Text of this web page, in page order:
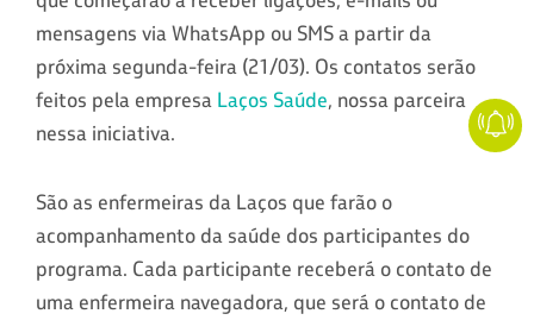
mensagens via WhatsApp ou SMS a partir da
próxima segunda-feira (21/03). Os contatos serão
feitos pela empresa Laços Saúde, nossa parceira
nessa iniciativa.
São as enfermeiras da Laços que farão o
acompanhamento da saúde dos participantes do
programa. Cada participante receberá o contato de
uma enfermeira navegadora, que será o contato de